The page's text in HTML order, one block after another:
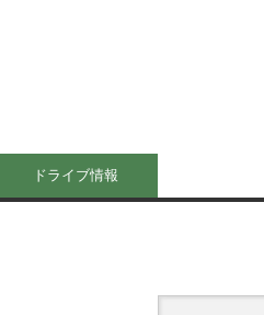
ドライブ情報